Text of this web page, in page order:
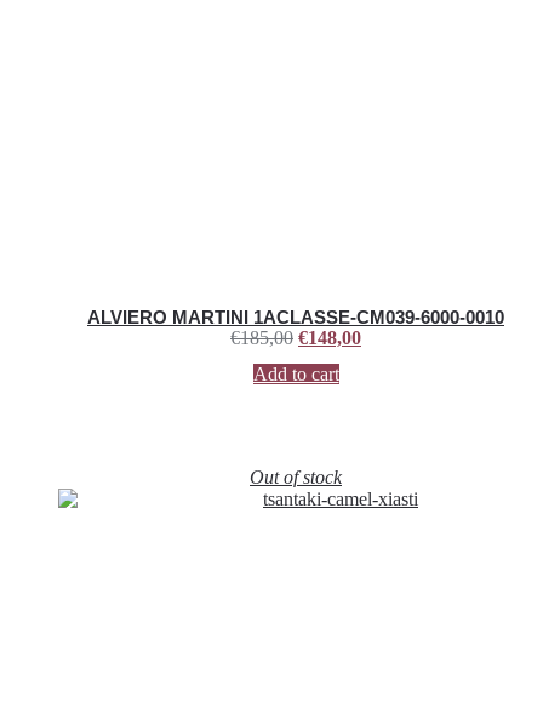
ALVIERO MARTINI 1ACLASSE-CM039-6000-0010
€185,00 €148,00
Add to cart
Out of stock